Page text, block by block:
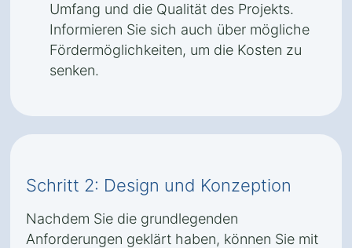
Umfang und die Qualität des Projekts.
Informieren Sie sich auch über mögliche
Fördermöglichkeiten, um die Kosten zu
senken.
Schritt 2: Design und Konzeption
Nachdem Sie die grundlegenden
Anforderungen geklärt haben, können Sie mit